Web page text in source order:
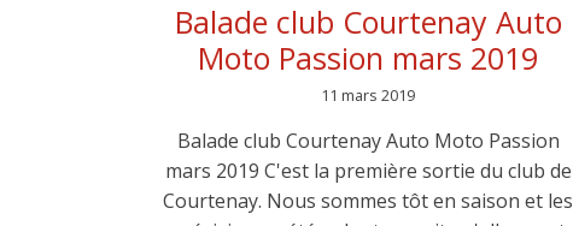
Balade club Courtenay Auto
Moto Passion mars 2019
11 mars 2019
Balade club Courtenay Auto Moto Passion
mars 2019 C'est la première sortie du club de
Courtenay. Nous sommes tôt en saison et les